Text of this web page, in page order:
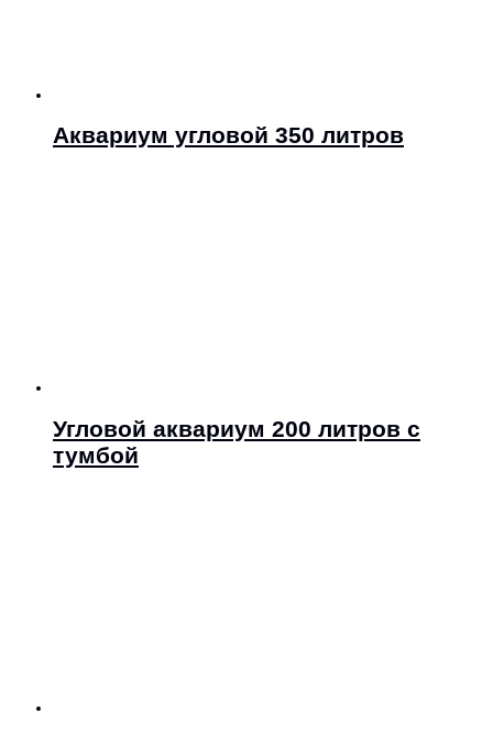
Аквариум угловой 350 литров
Угловой аквариум 200 литров с
тумбой